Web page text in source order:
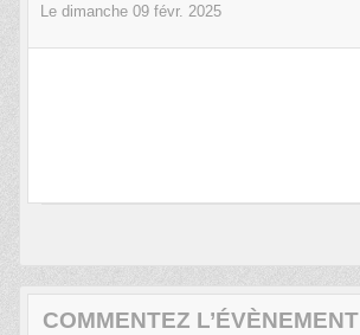
Le dimanche 09 févr. 2025
COMMENTEZ L’ÉVÈNEMENT